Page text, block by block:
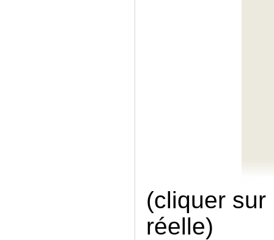
(cliquer sur
réelle)